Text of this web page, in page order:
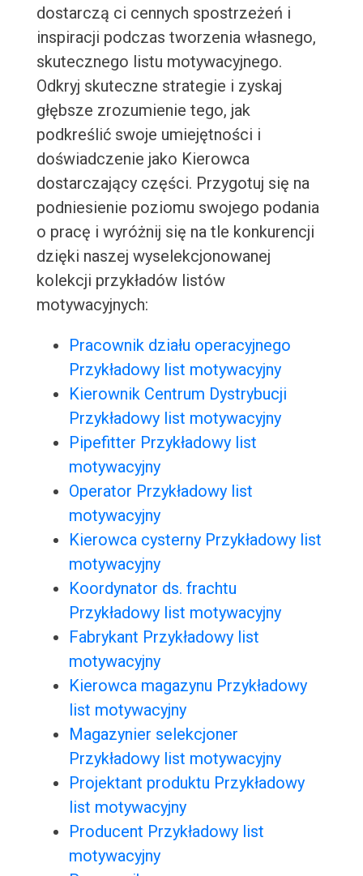
dostarczą ci cennych spostrzeżeń i
inspiracji podczas tworzenia własnego,
skutecznego listu motywacyjnego.
Odkryj skuteczne strategie i zyskaj
głębsze zrozumienie tego, jak
podkreślić swoje umiejętności i
doświadczenie jako Kierowca
dostarczający części. Przygotuj się na
podniesienie poziomu swojego podania
o pracę i wyróżnij się na tle konkurencji
dzięki naszej wyselekcjonowanej
kolekcji przykładów listów
motywacyjnych:
Pracownik działu operacyjnego
Przykładowy list motywacyjny
Kierownik Centrum Dystrybucji
Przykładowy list motywacyjny
Pipefitter Przykładowy list
motywacyjny
Operator Przykładowy list
motywacyjny
Kierowca cysterny Przykładowy list
motywacyjny
Koordynator ds. frachtu
Przykładowy list motywacyjny
Fabrykant Przykładowy list
motywacyjny
Kierowca magazynu Przykładowy
list motywacyjny
Magazynier selekcjoner
Przykładowy list motywacyjny
Projektant produktu Przykładowy
list motywacyjny
Producent Przykładowy list
motywacyjny